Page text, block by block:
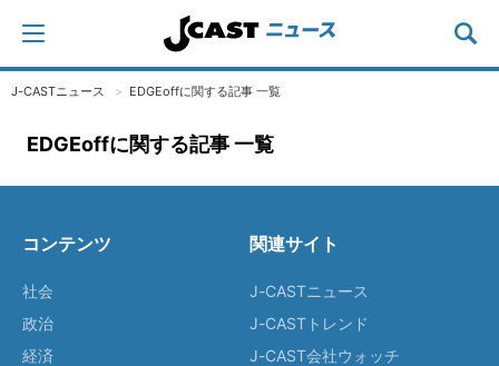
J-CASTニュース EDGEoffに関する記事 一覧
EDGEoffに関する記事 一覧
コンテンツ
社会
政治
経済
関連サイト
J-CASTニュース
J-CASTトレンド
J-CAST会社ウォッチ